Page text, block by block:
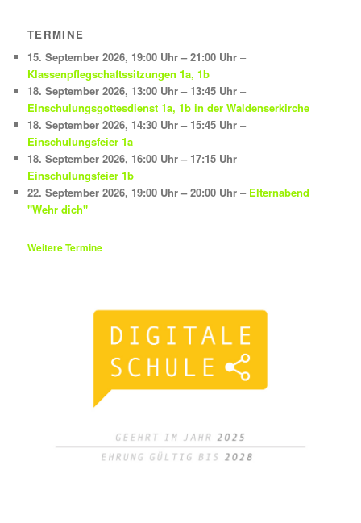
TERMINE
15. September 2026, 19:00 Uhr – 21:00 Uhr –
Klassenpflegschaftssitzungen 1a, 1b
18. September 2026, 13:00 Uhr – 13:45 Uhr –
Einschulungsgottesdienst 1a, 1b in der Waldenserkirche
18. September 2026, 14:30 Uhr – 15:45 Uhr –
Einschulungsfeier 1a
18. September 2026, 16:00 Uhr – 17:15 Uhr –
Einschulungsfeier 1b
22. September 2026, 19:00 Uhr – 20:00 Uhr – Elternabend
"Wehr dich"
Weitere Termine